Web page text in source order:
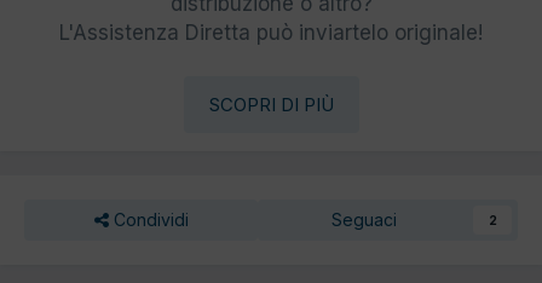
L'Assistenza Diretta può inviartelo originale!
SCOPRI DI PIÙ
Condividi Seguaci 2